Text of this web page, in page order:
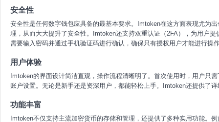
安全性
安全性是任何数字钱包应具备的最基本要求。Imtoken在这方面表现尤为
理，从而大大提升了安全性。Imtoken还支持双重认证（2FA），为用户
需要输入密码并通过手机验证码进行确认，确保只有授权用户才能进行操
用户体验
Imtoken的界面设计简洁直观，操作流程清晰明了。首次使用时，用户只
账户设置。无论是新手还是资深用户，都能轻松上手。Imtoken还提供了
功能丰富
Imtoken不仅支持主流加密货币的存储和管理，还提供了多种实用功能。